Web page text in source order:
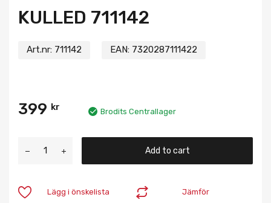
KULLED 711142
Art.nr: 711142 EAN: 7320287111422
399 kr Brodits Centrallager
Add to cart
Jämför
Lägg i önskelista